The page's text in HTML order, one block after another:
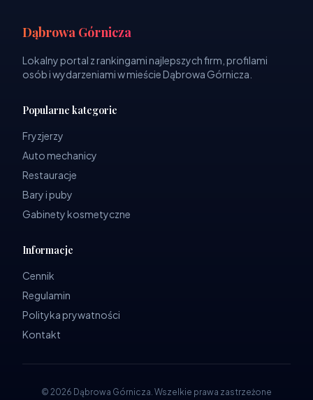
Dąbrowa Górnicza
Lokalny portal z rankingami najlepszych firm, profilami
osób i wydarzeniami w mieście Dąbrowa Górnicza.
Popularne kategorie
Fryzjerzy
Auto mechanicy
Restauracje
Bary i puby
Gabinety kosmetyczne
Informacje
Cennik
Regulamin
Polityka prywatności
Kontakt
© 2026 Dąbrowa Górnicza. Wszelkie prawa zastrzeżone